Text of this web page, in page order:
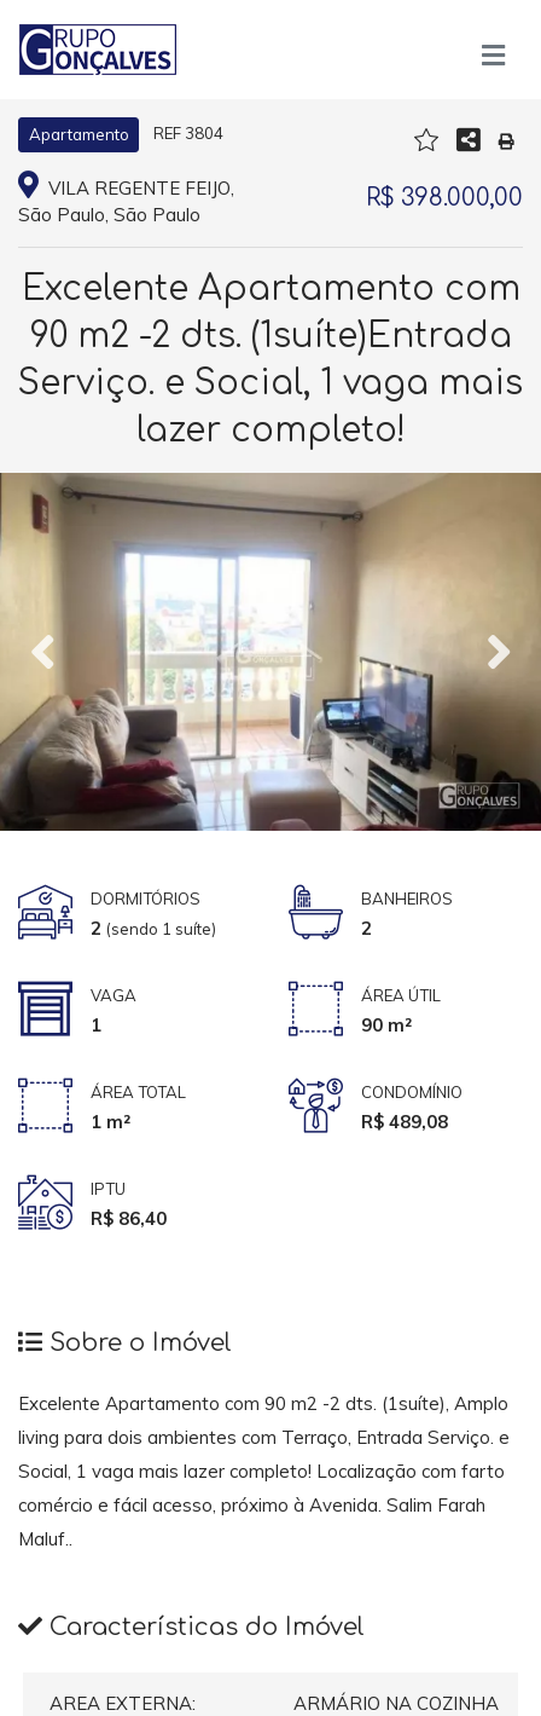
Apartamento REF 3804
VILA REGENTE FEIJO,
São Paulo, São Paulo
R$ 398.000,00
Excelente Apartamento com
90 m2 -2 dts. (1suíte)Entrada
Serviço. e Social, 1 vaga mais
lazer completo!
DORMITÓRIOS
2 (sendo 1 suíte)
BANHEIROS
2
VAGA
1
ÁREA ÚTIL
90 m²
ÁREA TOTAL
1 m²
CONDOMÍNIO
R$ 489,08
IPTU
R$ 86,40
Sobre o Imóvel
Excelente Apartamento com 90 m2 -2 dts. (1suíte), Amplo
living para dois ambientes com Terraço, Entrada Serviço. e
Social, 1 vaga mais lazer completo! Localização com farto
comércio e fácil acesso, próximo à Avenida. Salim Farah
Maluf..
Características do Imóvel
AREA EXTERNA:
ARMÁRIO NA COZINHA